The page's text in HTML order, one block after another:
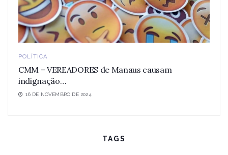
POLÍTICA
CMM – VEREADORES de Manaus causam
indignação…
16 DE NOVEMBRO DE 2024
TAGS